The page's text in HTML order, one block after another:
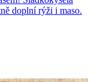
doplní rýži i maso.